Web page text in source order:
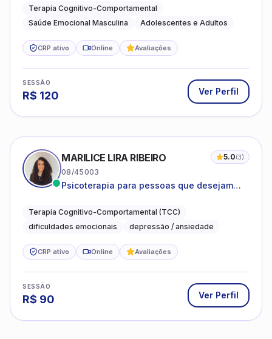
emocional
Terapia Cognitivo-Comportamental
Saúde Emocional Masculina
Adolescentes e Adultos
CRP ativo Online Avaliações
SESSÃO
R$ 120 Ver Perfil
MARILICE LIRA RIBEIRO 5.0(3)
08/45003
Psicoterapia para pessoas que desejam
dificuldades do dia a dia
Terapia Cognitivo-Comportamental (TCC)
dificuldades emocionais
depressão / ansiedade
CRP ativo Online Avaliações
SESSÃO
R$ 90 Ver Perfil